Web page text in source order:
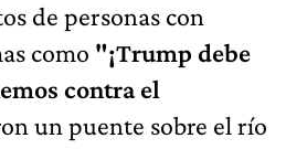
de personas con
como "¡Trump debe
contra el
un puente sobre el río